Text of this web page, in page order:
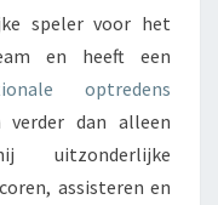
speler voor het
en heeft een
optredens
verder dan alleen
uitzonderlijke
assisteren en